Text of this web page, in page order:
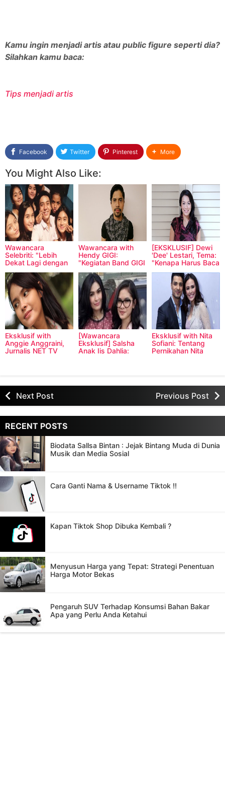
Kamu ingin menjadi artis atau public figure seperti dia?
Silahkan kamu baca:
Tips menjadi artis
Facebook Twitter Pinterest More
You Might Also Like:
Wawancara
Selebriti: "Lebih
Dekat Lagi dengan
Wawancara with
Hendy GIGI:
"Kegiatan Band GIGI
[EKSKLUSIF] Dewi
'Dee' Lestari, Tema:
"Kenapa Harus Baca
Intelegensi Embun
Pagi?"
Eksklusif with
Anggie Anggraini,
Jurnalis NET TV
[Wawancara
Eksklusif] Salsha
Anak Iis Dahlia:
Eksklusif with Nita
Sofiani: Tentang
Pernikahan Nita
Next Post Previous Post
RECENT POSTS
Biodata Sallsa Bintan : Jejak Bintang Muda di Dunia
Musik dan Media Sosial
Cara Ganti Nama & Username Tiktok !!
Kapan Tiktok Shop Dibuka Kembali ?
Menyusun Harga yang Tepat: Strategi Penentuan
Harga Motor Bekas
Pengaruh SUV Terhadap Konsumsi Bahan Bakar
Apa yang Perlu Anda Ketahui